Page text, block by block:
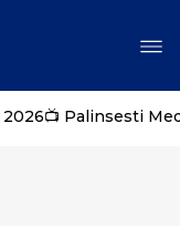
2026📺 Palinsesti